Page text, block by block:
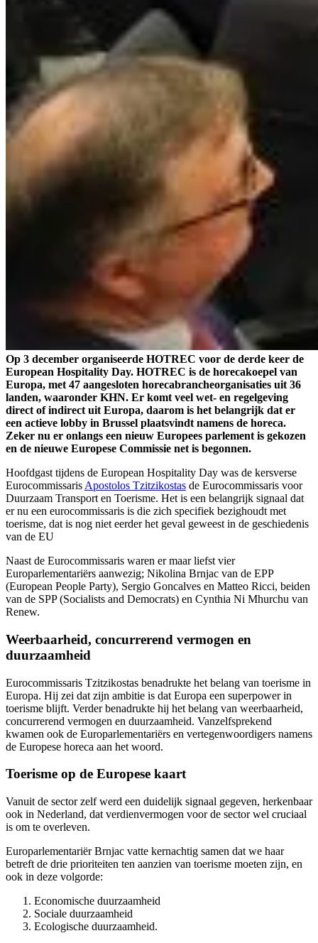
Op 3 december organiseerde HOTREC voor de derde keer de
European Hospitality Day. HOTREC is de horecakoepel van
Europa, met 47 aangesloten horecabrancheorganisaties uit 36
landen, waaronder KHN. Er komt veel wet- en regelgeving
direct of indirect uit Europa, daarom is het belangrijk dat er
een actieve lobby in Brussel plaatsvindt namens de horeca.
Zeker nu er onlangs een nieuw Europees parlement is gekozen
en de nieuwe Europese Commissie net is begonnen.
Hoofdgast tijdens de European Hospitality Day was de kersverse
Eurocommissaris Apostolos Tzitzikostas de Eurocommissaris voor
Duurzaam Transport en Toerisme. Het is een belangrijk signaal dat
er nu een eurocommissaris is die zich specifiek bezighoudt met
toerisme, dat is nog niet eerder het geval geweest in de geschiedenis
van de EU
Naast de Eurocommissaris waren er maar liefst vier
Europarlementariërs aanwezig; Nikolina Brnjac van de EPP
(European People Party), Sergio Goncalves en Matteo Ricci, beiden
van de SPP (Socialists and Democrats) en Cynthia Ni Mhurchu van
Renew.
Weerbaarheid, concurrerend vermogen en
duurzaamheid
Eurocommissaris Tzitzikostas benadrukte het belang van toerisme in
Europa. Hij zei dat zijn ambitie is dat Europa een superpower in
toerisme blijft. Verder benadrukte hij het belang van weerbaarheid,
concurrerend vermogen en duurzaamheid. Vanzelfsprekend
kwamen ook de Europarlementariërs en vertegenwoordigers namens
de Europese horeca aan het woord.
Toerisme op de Europese kaart
Vanuit de sector zelf werd een duidelijk signaal gegeven, herkenbaar
ook in Nederland, dat verdienvermogen voor de sector wel cruciaal
is om te overleven.
Europarlementariër Brnjac vatte kernachtig samen dat we haar
betreft de drie prioriteiten ten aanzien van toerisme moeten zijn, en
ook in deze volgorde:
Economische duurzaamheid
Sociale duurzaamheid
Ecologische duurzaamheid.